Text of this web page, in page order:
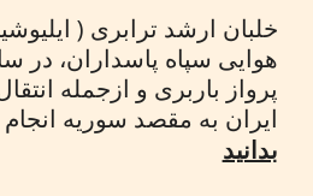
هوایی سپاه پاسداران، در
پرواز باربری و ازجمله
ایران به مقصد سوریه
بدانید